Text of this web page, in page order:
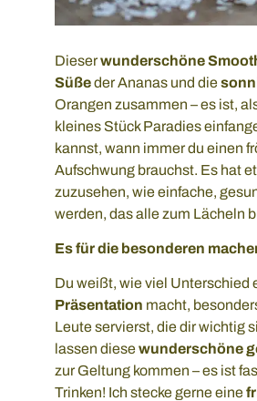
Dieserwunderschöne
Süßeder Ananas und die
Orangen zusammen – es ist,
kleines Stück Paradies
kannst, wann immer du einen
Aufschwung brauchst. Es hat
zuzusehen, wie einfache,
werden, das alle zum Lächeln
Es für die besonderen
Du weißt, wie viel Unterschied
Präsentation macht,
Leute servierst, die dir wichtig
lassen diesewunderschöne
zur Geltung kommen – es ist
Trinken! Ich stecke gerne eine